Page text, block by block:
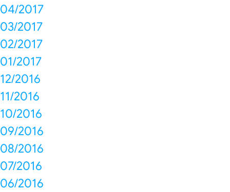
04/2017
03/2017
02/2017
01/2017
12/2016
11/2016
10/2016
09/2016
08/2016
07/2016
06/2016